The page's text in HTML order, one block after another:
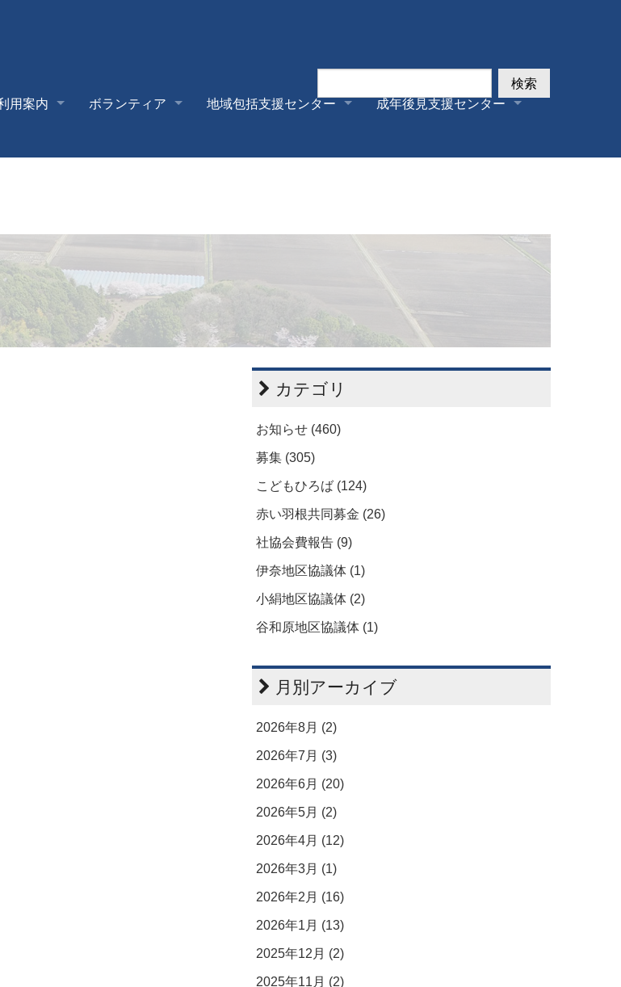
用案内 ボランティア 地域包括支援センター
成年後見支援センター
検索
カテゴリ
お知らせ (460)
募集 (305)
こどもひろば (124)
赤い羽根共同募金 (26)
社協会費報告 (9)
伊奈地区協議体 (1)
小絹地区協議体 (2)
谷和原地区協議体 (1)
月別アーカイブ
2026年8月 (2)
2026年7月 (3)
2026年6月 (20)
2026年5月 (2)
2026年4月 (12)
2026年3月 (1)
2026年2月 (16)
2026年1月 (13)
2025年12月 (2)
2025年11月 (2)